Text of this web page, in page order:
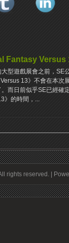
Fantasy
大型遊戲展會之前，SE
13》不會在本次
。而日前似乎SE已經確
》的時間，...
rights reserved. |